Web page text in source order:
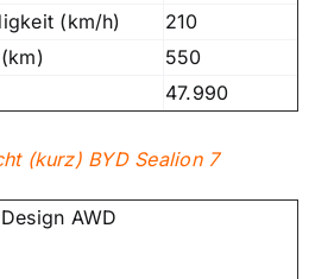
(km/h)
210
550
47.990
(kurz) BYD Sealion 7
AWD